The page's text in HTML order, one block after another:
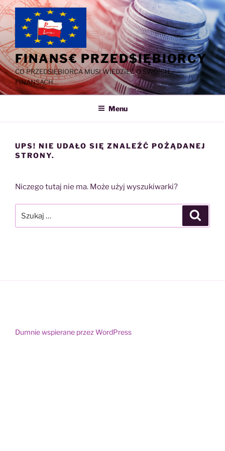
Przejdź
do
treści
FINANS€ PRZED$IĘBIORCY
CO PRZEDSIĘBIORCA MUSI WIEDZIEĆ O SWOICH
FINANSACH…
Menu
UPS! NIE UDAŁO SIĘ ZNALEŹĆ POŻĄDANEJ
STRONY.
Niczego tutaj nie ma. Może użyj wyszukiwarki?
Dumnie wspierane przez WordPress